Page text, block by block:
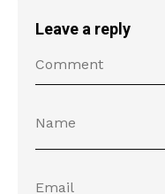
Leave a reply